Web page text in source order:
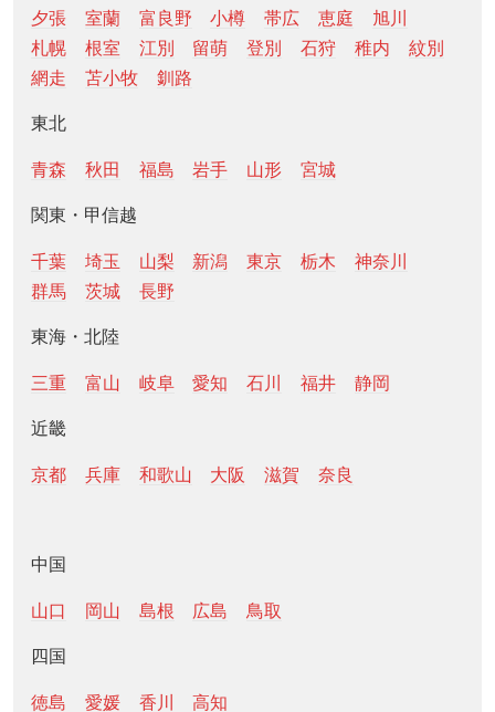
夕張
室蘭 富良野 小樽 帯広 恵庭
旭川
札幌
根室 江別 留萌 登別 石狩 稚内
紋別
網走
苫小牧 釧路
東北
青森 秋田 福島 岩手 山形 宮城
関東・甲信越
千葉 埼玉 山梨 新潟 東京 栃木
神奈川
群馬
茨城 長野
東海・北陸
三重 富山 岐阜 愛知 石川 福井 静岡
近畿
京都 兵庫 和歌山 大阪 滋賀 奈良
中国
山口 岡山 島根 広島 鳥取
四国
徳島 愛媛 香川 高知